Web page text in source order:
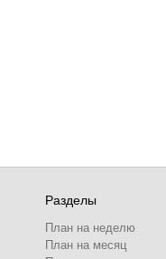
Разделы
План на неделю
План на месяц